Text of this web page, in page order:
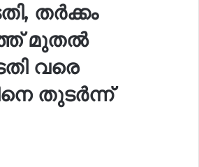
തർക്കം
മുതൽ
വരെ
തുടർന്ന്